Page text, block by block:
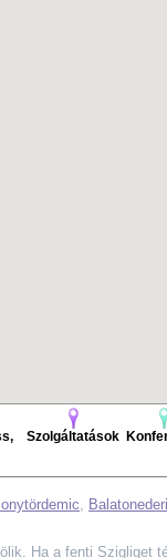
Szolgáltatások
,
Ha a fenti Szigliget